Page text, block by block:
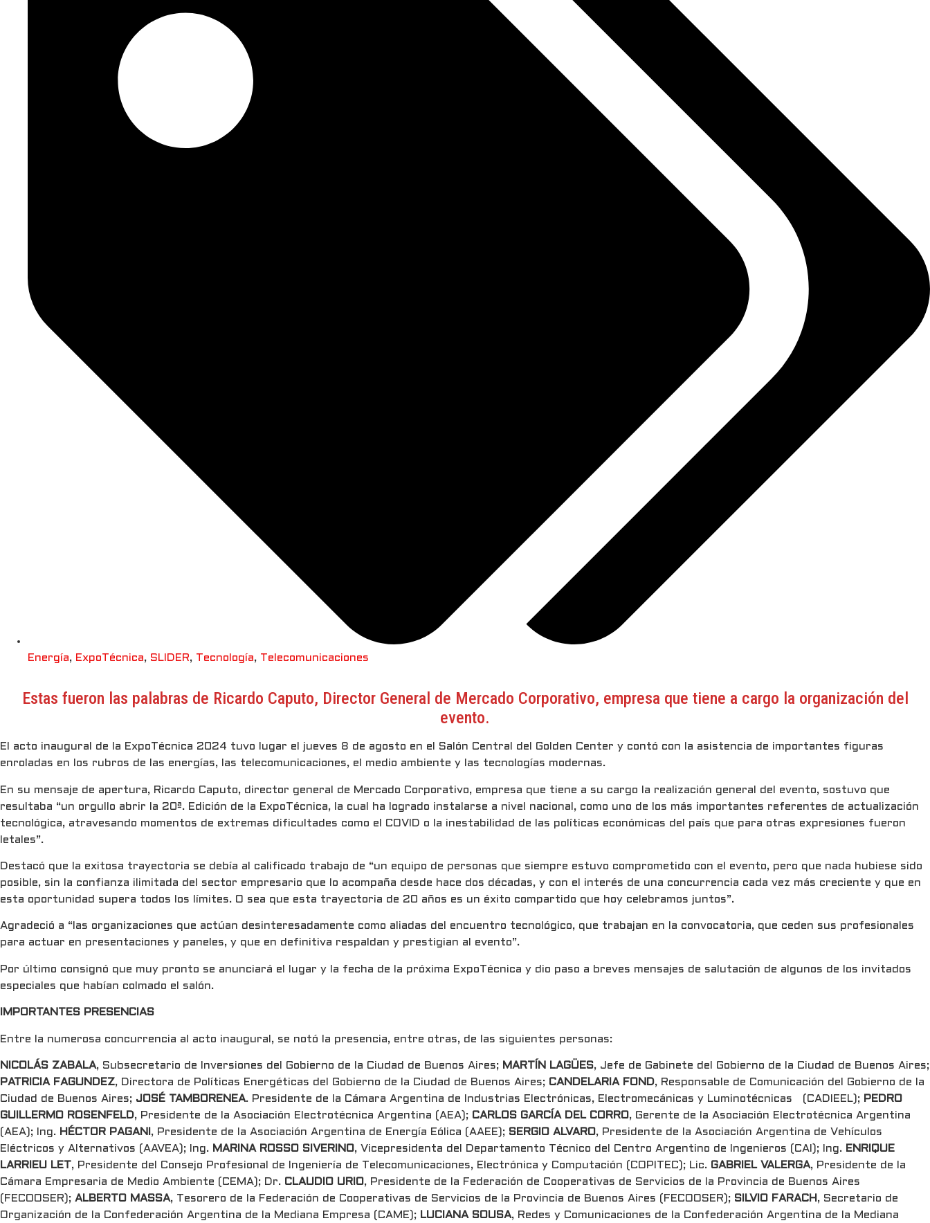
Energía, ExpoTécnica, SLIDER, Tecnología, Telecomunicaciones
Estas fueron las palabras de Ricardo Caputo, Director General de Mercado Corporativo, empresa que tiene a cargo la organización del
evento.
El acto inaugural de la ExpoTécnica 2024 tuvo lugar el jueves 8 de agosto en el Salón Central del Golden Center y contó con la asistencia de importantes figuras
enroladas en los rubros de las energías, las telecomunicaciones, el medio ambiente y las tecnologías modernas.
En su mensaje de apertura, Ricardo Caputo, director general de Mercado Corporativo, empresa que tiene a su cargo la realización general del evento, sostuvo que
resultaba “un orgullo abrir la 20ª. Edición de la ExpoTécnica, la cual ha logrado instalarse a nivel nacional, como uno de los más importantes referentes de actualización
tecnológica, atravesando momentos de extremas dificultades como el COVID o la inestabilidad de las políticas económicas del país que para otras expresiones fueron
letales”.
Destacó que la exitosa trayectoria se debía al calificado trabajo de “un equipo de personas que siempre estuvo comprometido con el evento, pero que nada hubiese sido
posible, sin la confianza ilimitada del sector empresario que lo acompaña desde hace dos décadas, y con el interés de una concurrencia cada vez más creciente y que en
esta oportunidad supera todos los límites. O sea que esta trayectoria de 20 años es un éxito compartido que hoy celebramos juntos”.
Agradeció a “las organizaciones que actúan desinteresadamente como aliadas del encuentro tecnológico, que trabajan en la convocatoria, que ceden sus profesionales
para actuar en presentaciones y paneles, y que en definitiva respaldan y prestigian al evento”.
Por último consignó que muy pronto se anunciará el lugar y la fecha de la próxima ExpoTécnica y dio paso a breves mensajes de salutación de algunos de los invitados
especiales que habían colmado el salón.
IMPORTANTES PRESENCIAS
Entre la numerosa concurrencia al acto inaugural, se notó la presencia, entre otras, de las siguientes personas:
NICOLÁS ZABALA, Subsecretario de Inversiones del Gobierno de la Ciudad de Buenos Aires; MARTÍN LAGÜES, Jefe de Gabinete del Gobierno de la Ciudad de Buenos Aires;
PATRICIA FAGUNDEZ, Directora de Políticas Energéticas del Gobierno de la Ciudad de Buenos Aires; CANDELARIA FOND, Responsable de Comunicación del Gobierno de la
Ciudad de Buenos Aires; JOSÉ TAMBORENEA. Presidente de la Cámara Argentina de Industrias Electrónicas, Electromecánicas y Luminotécnicas (CADIEEL); PEDRO
GUILLERMO ROSENFELD, Presidente de la Asociación Electrotécnica Argentina (AEA); CARLOS GARCÍA DEL CORRO , Gerente de la Asociación Electrotécnica Argentina
(AEA); Ing. HÉCTOR PAGANI , Presidente de la Asociación Argentina de Energía Eólica (AAEE); SERGIO ALVARO , Presidente de la Asociación Argentina de Vehículos
Eléctricos y Alternativos (AAVEA); Ing. MARINA ROSSO SIVERINO , Vicepresidenta del Departamento Técnico del Centro Argentino de Ingenieros (CAI); Ing. ENRIQUE
LARRIEU LET, Presidente del Consejo Profesional de Ingeniería de Telecomunicaciones, Electrónica y Computación (COPITEC); Lic. GABRIEL VALERGA, Presidente de la
Cámara Empresaria de Medio Ambiente (CEMA); Dr. CLAUDIO URIO , Presidente de la Federación de Cooperativas de Servicios de la Provincia de Buenos Aires
(FECOOSER); ALBERTO MASSA, Tesorero de la Federación de Cooperativas de Servicios de la Provincia de Buenos Aires (FECOOSER); SILVIO FARACH , Secretario de
Organización de la Confederación Argentina de la Mediana Empresa (CAME); LUCIANA SOUSA, Redes y Comunicaciones de la Confederación Argentina de la Mediana